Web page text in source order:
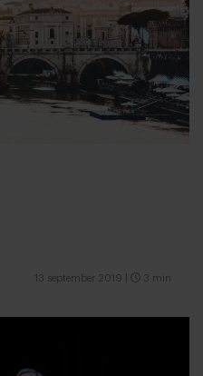
13 september 2019 3 min